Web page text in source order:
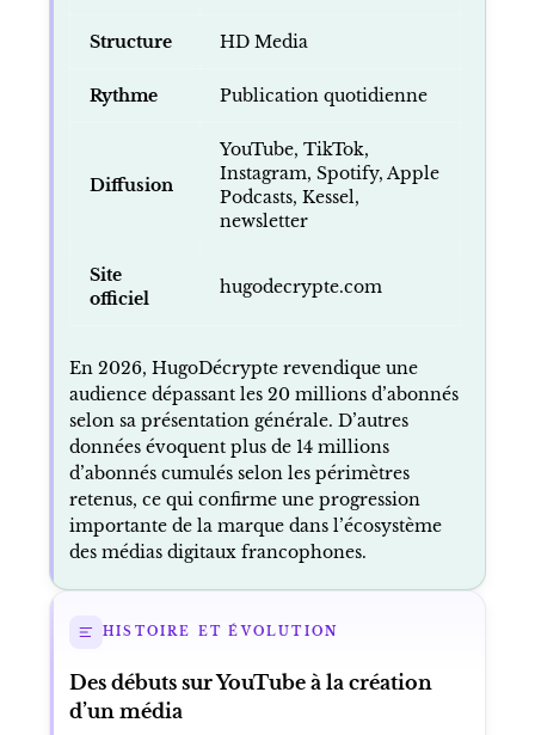
Structure HD Media
Rythme Publication quotidienne
Diffusion
YouTube, TikTok,
Instagram, Spotify, Apple
Podcasts, Kessel,
newsletter
Site
officiel
hugodecrypte.com
En 2026, HugoDécrypte revendique une
audience dépassant les 20 millions d’abonnés
selon sa présentation générale. D’autres
données évoquent plus de 14 millions
d’abonnés cumulés selon les périmètres
retenus, ce qui confirme une progression
importante de la marque dans l’écosystème
des médias digitaux francophones.
HISTOIRE ET ÉVOLUTION
Des débuts sur YouTube à la création
d’un média